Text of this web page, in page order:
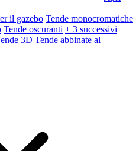
il gazebo Tende monocromatiche
Tende oscuranti + 3 successivi
3D Tende abbinate al